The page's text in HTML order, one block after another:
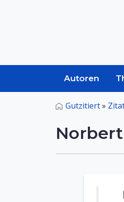
Autoren
Gutzitiert»